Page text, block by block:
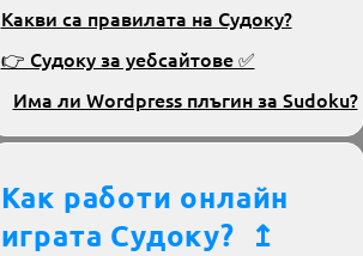
Какви са правилата на Судоку?
👉 Судоку за уебсайтове ✅
Има ли Wordpress плъгин за Sudoku?
Как работи онлайн
играта Судоку?
↥